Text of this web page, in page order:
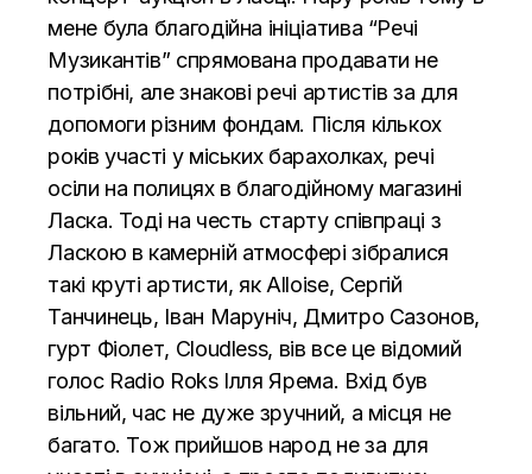
мене була благодійна ініціатива “Речі
Музикантів” спрямована продавати не
потрібні, але знакові речі артистів за для
допомоги різним фондам. Після кількох
років участі у міських барахолках, речі
осіли на полицях в благодійному магазині
Ласка. Тоді на честь старту співпраці з
Ласкою в камерній атмосфері зібралися
такі круті артисти, як Alloise, Сергій
Танчинець, Іван Маруніч, Дмитро Сазонов,
гурт Фіолет, Cloudless, вів все це відомий
голос Radio Roks Ілля Ярема. Вхід був
вільний, час не дуже зручний, а місця не
багато. Тож прийшов народ не за для